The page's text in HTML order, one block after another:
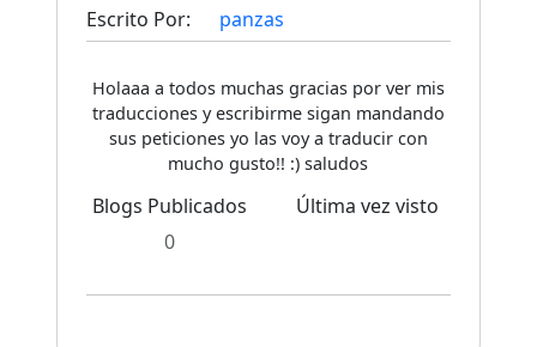
Escrito Por: panzas
Holaaa a todos muchas gracias por ver mis
traducciones y escribirme sigan mandando
sus peticiones yo las voy a traducir con
mucho gusto!! :) saludos
Blogs Publicados
0
Última vez visto